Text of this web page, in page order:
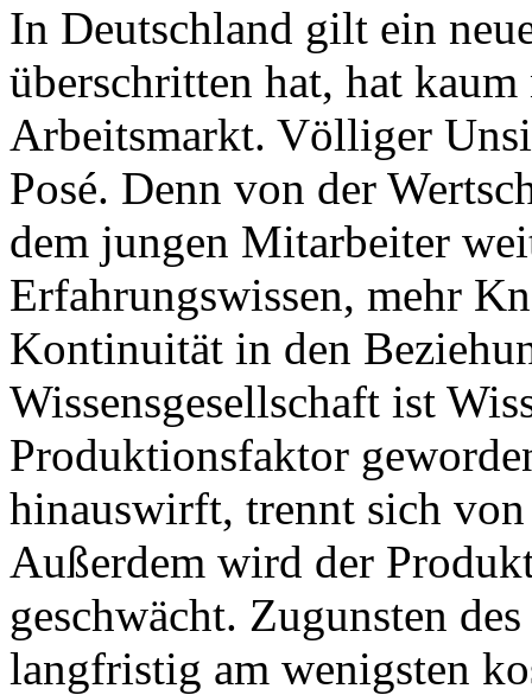
In Deutschland gilt ein
überschritten hat, hat
Arbeitsmarkt. Völliger
Posé. Denn von der
dem jungen Mitarbeiter
Erfahrungswissen, mehr
Kontinuität in den
Wissensgesellschaft ist
Produktionsfaktor
hinauswirft, trennt sich
Außerdem wird der
geschwächt. Zugunsten
langfristig am wenigsten